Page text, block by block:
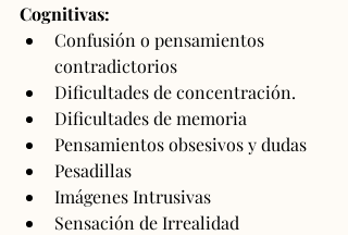
Cognitivas:
Confusión o pensamientos
contradictorios
Dificultades de concentración.
Dificultades de memoria
Pensamientos obsesivos y dudas
Pesadillas
Imágenes Intrusivas
Sensación de Irrealidad